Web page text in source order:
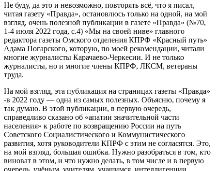
Не буду, да это и невозможно, повторять всё, что я писал,
читая газету «Правда», остановлюсь только на одной, на мой
взгляд, очень полезной публикации в газете «Правда» (№70,
1-4 июля 2022 года, с.4) «Мы на своей ниве» главного
редактора газеты Омского отделения КПРФ «Красный путь»
Адама Погарского, которую, по моей рекомендации, читали
многие журналисты Карачаево-Черкесии. И не только
журналисты, но и многие члены КПРФ, ЛКСМ, ветераны
труда.
На мой взгляд, эта публикация на страницах газеты «Правда»
-в 2022 году — одна из самых полезных. Объясню, почему я
так думаю. В этой публикации, в первую очередь,
справедливо сказано об «апатии значительной части
населения» к работе по возвращению России на путь
Советского Социалистического и Коммунистического
развития, хотя руководители КПРФ с этим не согласятся. Это,
на мой взгляд, большая ошибка. Нужно разобраться в том, кто
виноват в этом, и что нужно делать, в том числе и в первую
очередь, учёным, учителям, учащимся, интеллигенции